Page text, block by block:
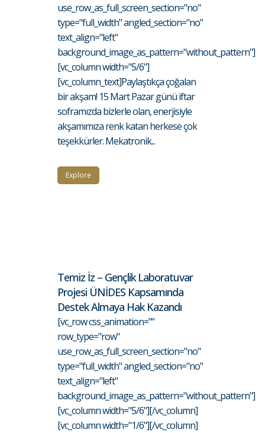
use_row_as_full_screen_section="no"
type="full_width" angled_section="no"
text_align="left"
background_image_as_pattern="without_pattern"]
[vc_column width="5/6"]
[vc_column_text]Paylaştıkça çoğalan
bir akşam! 15 Mart Pazar günü iftar
soframızda bizlerle olan, enerjisiyle
akşamımıza renk katan herkese çok
teşekkürler. Mekatronik...
Explore
Temiz İz – Gençlik Laboratuvar
Projesi ÜNİDES Kapsamında
Destek Almaya Hak Kazandı
[vc_row css_animation=""
row_type="row"
use_row_as_full_screen_section="no"
type="full_width" angled_section="no"
text_align="left"
background_image_as_pattern="without_pattern"]
[vc_column width="5/6"][/vc_column]
[vc_column width="1/6"][/vc_column]